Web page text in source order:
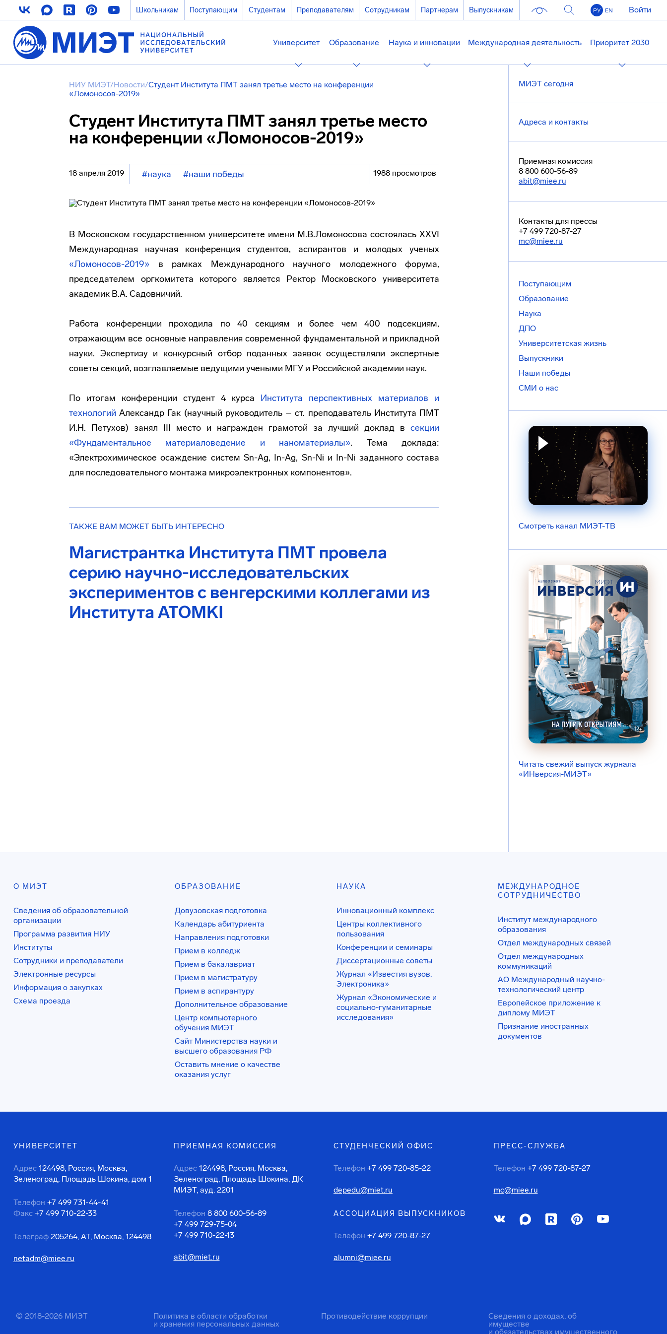
Школьникам Поступающим Студентам Преподавателям Сотрудникам Партнерам Выпускникам РУ EN Войти
Университет Образование Наука и инновации Международная деятельность Приоритет 2030
НИУ МИЭТ/Новости/Студент Института ПМТ занял третье место на конференции
«Ломоносов-2019»
Студент Института ПМТ занял третье место
на конференции «Ломоносов-2019»
18 апреля 2019 #наука #наши победы 1988 просмотров
В Московском государственном университете имени М.В.Ломоносова состоялась XXVI
Международная научная конференция студентов, аспирантов и молодых ученых
«Ломоносов-2019» в рамках Международного научного молодежного форума,
председателем оргкомитета которого является Ректор Московского университета
академик В.А. Садовничий.
Работа конференции проходила по 40 секциям и более чем 400 подсекциям,
отражающим все основные направления современной фундаментальной и прикладной
науки. Экспертизу и конкурсный отбор поданных заявок осуществляли экспертные
советы секций, возглавляемые ведущими учеными МГУ и Российской академии наук.
По итогам конференции студент 4 курса Института перспективных материалов и
технологий Александр Гак (научный руководитель – ст. преподаватель Института ПМТ
И.Н. Петухов) занял III место и награжден грамотой за лучший доклад в секции
«Фундаментальное материаловедение и наноматериалы». Тема доклада:
«Электрохимическое осаждение систем Sn-Ag, In-Ag, Sn-Ni и In-Ni заданного состава
для последовательного монтажа микроэлектронных компонентов».
ТАКЖЕ ВАМ МОЖЕТ БЫТЬ ИНТЕРЕСНО
Магистрантка Института ПМТ провела
серию научно-исследовательских
экспериментов с венгерскими коллегами из
Института ATOMKI
МИЭТ сегодня
Адреса и контакты
Приемная комиссия
8 800 600-56-89
abit@miee.ru
Контакты для прессы
+7 499 720-87-27
mc@miee.ru
Поступающим
Образование
Наука
ДПО
Университетская жизнь
Выпускники
Наши победы
СМИ о нас
Смотреть канал МИЭТ-ТВ
Читать свежий выпуск журнала
«ИНверсия-МИЭТ»
О МИЭТ
Сведения об образовательной
организации
Программа развития НИУ
Институты
Сотрудники и преподаватели
Электронные ресурсы
Информация о закупках
Схема проезда
ОБРАЗОВАНИЕ
Довузовская подготовка
Календарь абитуриента
Направления подготовки
Прием в колледж
Прием в бакалавриат
Прием в магистратуру
Прием в аспирантуру
Дополнительное образование
Центр компьютерного
обучения МИЭТ
Сайт Министерства науки и
высшего образования РФ
Оставить мнение о качестве
оказания услуг
НАУКА
Инновационный комплекс
Центры коллективного
пользования
Конференции и семинары
Диссертационные советы
Журнал «Известия вузов.
Электроника»
Журнал «Экономические и
социально-гуманитарные
исследования»
МЕЖДУНАРОДНОЕ
СОТРУДНИЧЕСТВО
Институт международного
образования
Отдел международных связей
Отдел международных
коммуникаций
АО Международный научно-
технологический центр
Европейское приложение к
диплому МИЭТ
Признание иностранных
документов
УНИВЕРСИТЕТ
Адрес 124498, Россия, Москва,
Зеленоград, Площадь Шокина, дом 1
Телефон +7 499 731-44-41
Факс +7 499 710-22-33
Телеграф 205264, АТ, Москва, 124498
netadm@miee.ru
ПРИЕМНАЯ КОМИССИЯ
Адрес 124498, Россия, Москва,
Зеленоград, Площадь Шокина, ДК
МИЭТ, ауд. 2201
Телефон 8 800 600-56-89
+7 499 729-75-04
+7 499 710-22-13
abit@miet.ru
СТУДЕНЧЕСКИЙ ОФИС
Телефон +7 499 720-85-22
depedu@miet.ru
АССОЦИАЦИЯ ВЫПУСКНИКОВ
Телефон +7 499 720-87-27
alumni@miee.ru
ПРЕСС-СЛУЖБА
Телефон +7 499 720-87-27
mc@miee.ru
© 2018-2026 МИЭТ
Политика в области обработки
и хранения персональных данных
Противодействие коррупции
Сведения о доходах, об
имуществе
и обязательствах имущественного